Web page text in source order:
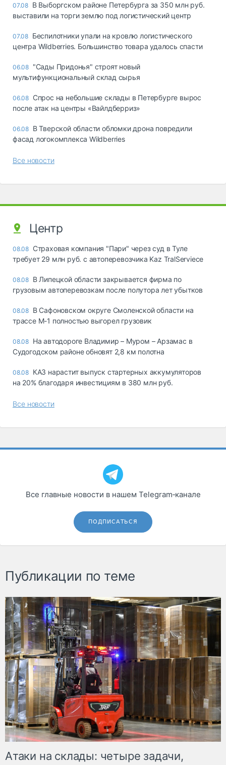
07.08 В Выборгском районе Петербурга за 350 млн руб.
выставили на торги землю под логистический центр
07.08 Беспилотники упали на кровлю логистического
центра Wildberries. Большинство товара удалось спасти
06.08 "Сады Придонья" строят новый
мультифункциональный склад сырья
06.08 Спрос на небольшие склады в Петербурге вырос
после атак на центры «Вайлдберриз»
06.08 В Тверской области обломки дрона повредили
фасад логокомплекса Wildberries
Все новости
Центр
08.08 Страховая компания "Пари" через суд в Туле
требует 29 млн руб. с автоперевозчика Kaz TralServiece
08.08 В Липецкой области закрывается фирма по
грузовым автоперевозкам после полутора лет убытков
08.08 В Сафоновском округе Смоленской области на
трассе М-1 полностью выгорел грузовик
08.08 На автодороге Владимир – Муром – Арзамас в
Судогодском районе обновят 2,8 км полотна
08.08 КАЗ нарастит выпуск стартерных аккумуляторов
на 20% благодаря инвестициям в 380 млн руб.
Все новости
Все главные новости в нашем Telegram‑канале
ПОДПИСАТЬСЯ
Публикации по теме
Атаки на склады: четыре задачи,